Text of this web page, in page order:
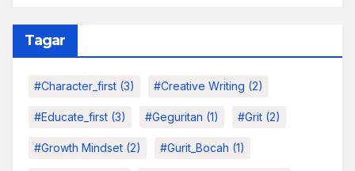
Tagar
#character_first (3) #Creative Writing (2)
#educate_first (3) #Geguritan (1) #grit (2)
#growth Mindset (2) #Gurit_Bocah (1)